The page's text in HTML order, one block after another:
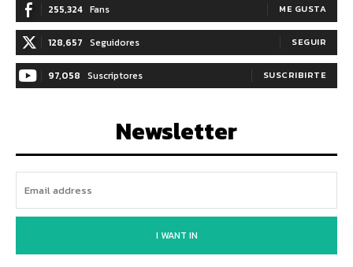
255,324 Fans ME GUSTA
128,657 Seguidores SEGUIR
97,058 Suscriptores SUSCRIBIRTE
Newsletter
I WANT IN